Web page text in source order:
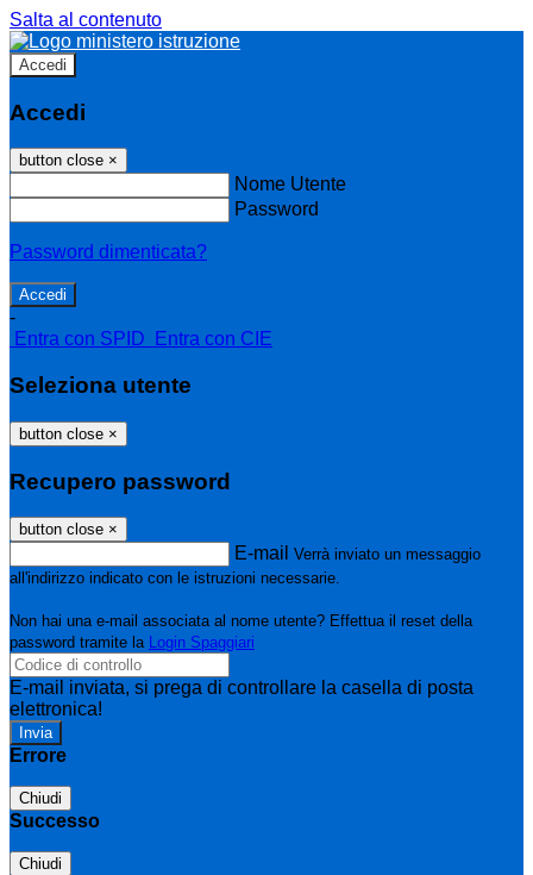
Salta al contenuto
Accedi
Accedi
button close ×
Nome Utente
Password
Password dimenticata?
-
Entra con SPID
Entra con CIE
Seleziona utente
button close ×
Recupero password
button close ×
E-mail Verrà inviato un messaggio
all'indirizzo indicato con le istruzioni necessarie.
Non hai una e-mail associata al nome utente? Effettua il reset della
password tramite la Login Spaggiari
E-mail inviata, si prega di controllare la casella di posta
elettronica!
Errore
Chiudi
Successo
Chiudi